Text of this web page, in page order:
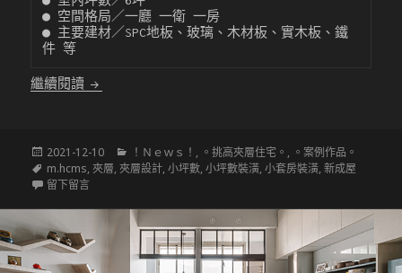
● 空間格局／一廳 一衛 一房
● 主要建材／SPC地板、玻璃、木材板、實木板、鐵
件 等
繼續閱讀 〔挑高夾層設計〕6坪通透玲瓏小套房
發
佈
於
2021-12-10
分
類
！Ｎｅｗｓ！ , 。挑高夾層住宅。 , 。案例作品。
標
籤
m.hcms,夾層,夾層設計,小坪數,小坪數裝潢,小套房裝潢,新成屋
留下留言在 〔挑高夾層設計〕6坪通透玲瓏小套房